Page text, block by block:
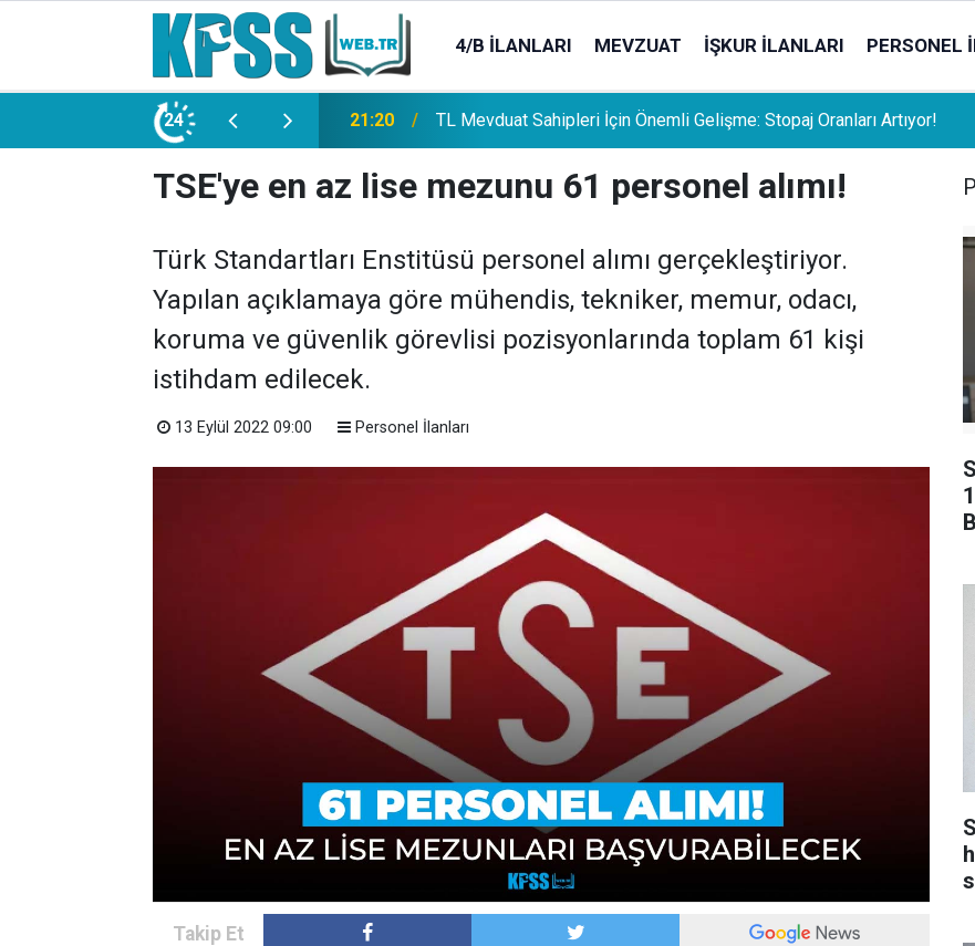
4/B İLANLARI MEVZUAT İŞKUR İLANLARI PERSONEL
24
Memur Alımı Başlıyor! 21:20 TL Mevduat Sahipleri İçin Önemli Gelişme: Stopaj Oranları Artıyor!
TSE'ye en az lise mezunu 61 personel alımı!
Türk Standartları Enstitüsü personel alımı gerçekleştiriyor.
Yapılan açıklamaya göre mühendis, tekniker, memur, odacı,
koruma ve güvenlik görevlisi pozisyonlarında toplam 61 kişi
istihdam edilecek.
13 Eylül 2022 09:00 Personel İlanları